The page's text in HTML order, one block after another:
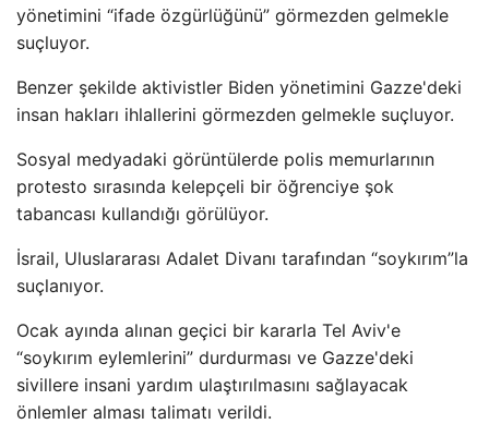
yönetimini “ifade özgürlüğünü” görmezden gelmekle
suçluyor.
Benzer şekilde aktivistler Biden yönetimini Gazze'deki
insan hakları ihlallerini görmezden gelmekle suçluyor.
Sosyal medyadaki görüntülerde polis memurlarının
protesto sırasında kelepçeli bir öğrenciye şok
tabancası kullandığı görülüyor.
İsrail, Uluslararası Adalet Divanı tarafından “soykırım”la
suçlanıyor.
Ocak ayında alınan geçici bir kararla Tel Aviv'e
“soykırım eylemlerini” durdurması ve Gazze'deki
sivillere insani yardım ulaştırılmasını sağlayacak
önlemler alması talimatı verildi.